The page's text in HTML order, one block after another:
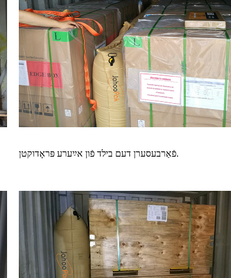
פֿאַרבעסערן דעם בילד פֿון אײַערע פּראָדוקטן.